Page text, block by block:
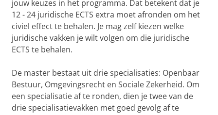
jouw keuzes in het programma. Dat betekent dat je
12 - 24 juridische ECTS extra moet afronden om het
civiel effect te behalen. Je mag zelf kiezen welke
juridische vakken je wilt volgen om die juridische
ECTS te behalen.
De master bestaat uit drie specialisaties: Openbaar
Bestuur, Omgevingsrecht en Sociale Zekerheid. Om
een specialisatie af te ronden, dien je twee van de
drie specialisatievakken met goed gevolg af te